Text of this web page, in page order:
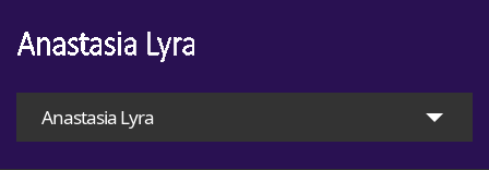
Anastasia Lyra